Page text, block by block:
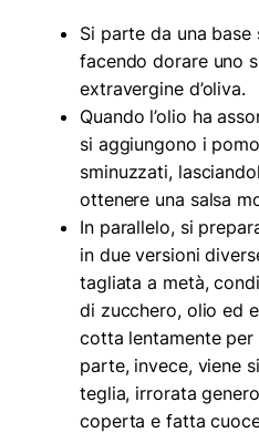
Si parte da una
facendo dorare uno
extravergine d’oliva.
Quando l’olio ha
si aggiungono i
sminuzzati,
ottenere una salsa
In parallelo, si
in due versioni
tagliata a metà,
di zucchero, olio ed
cotta lentamente per
parte, invece, viene
teglia, irrorata
coperta e fatta